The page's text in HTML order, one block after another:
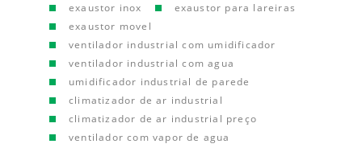
exaustor inox
exaustor para lareiras
exaustor movel
ventilador industrial com umidificador
ventilador industrial com agua
umidificador industrial de parede
climatizador de ar industrial
climatizador de ar industrial preço
ventilador com vapor de agua